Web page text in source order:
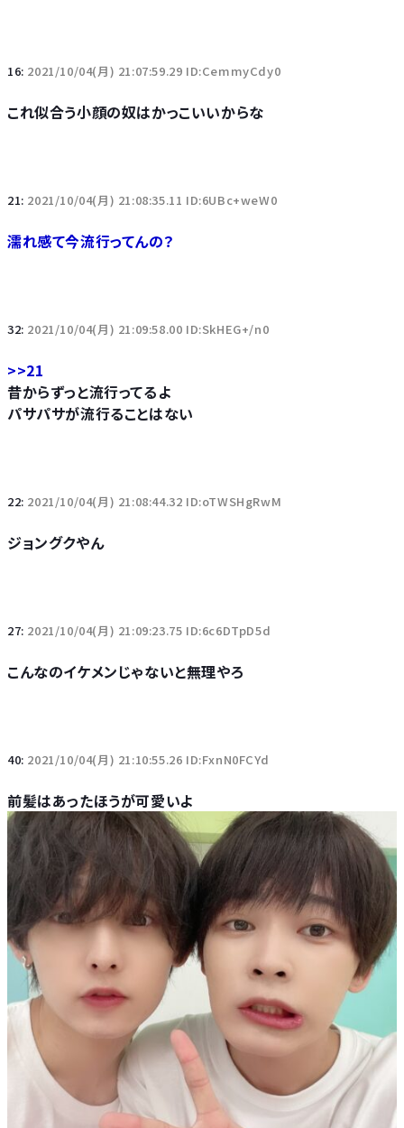
16: 2021/10/04(月) 21:07:59.29 ID:CemmyCdy0
これ似合う小顔の奴はかっこいいからな
21: 2021/10/04(月) 21:08:35.11 ID:6UBc+weW0
濡れ感て今流行ってんの？
32: 2021/10/04(月) 21:09:58.00 ID:SkHEG+/n0
>>21
昔からずっと流行ってるよ
パサパサが流行ることはない
22: 2021/10/04(月) 21:08:44.32 ID:oTWSHgRwM
ジョングクやん
27: 2021/10/04(月) 21:09:23.75 ID:6c6DTpD5d
こんなのイケメンじゃないと無理やろ
40: 2021/10/04(月) 21:10:55.26 ID:FxnN0FCYd
前髪はあったほうが可愛いよ